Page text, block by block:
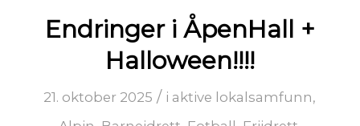
Endringer i ÅpenHall +
Halloween!!!!
21. oktober 2025 / i aktive lokalsamfunn,